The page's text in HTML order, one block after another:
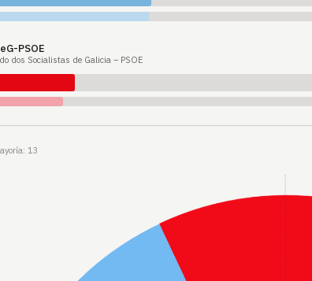
PSOE
dos Socialistas de Galicia – PSOE
13